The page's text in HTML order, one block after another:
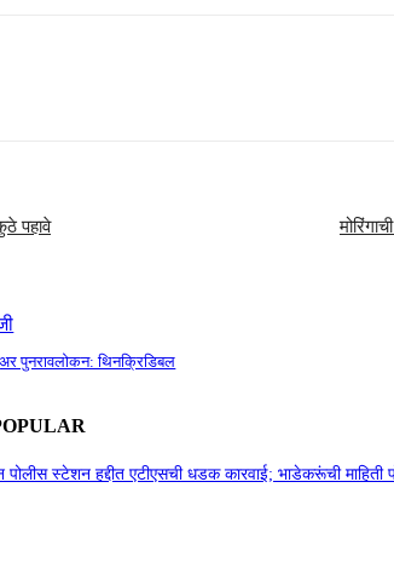
पहावे
पुनरावलोकन: थिनक्रिडिबल
स्टेशन हद्दीत एटीएसची धडक कारवाई; भाडेकरूंची माहिती